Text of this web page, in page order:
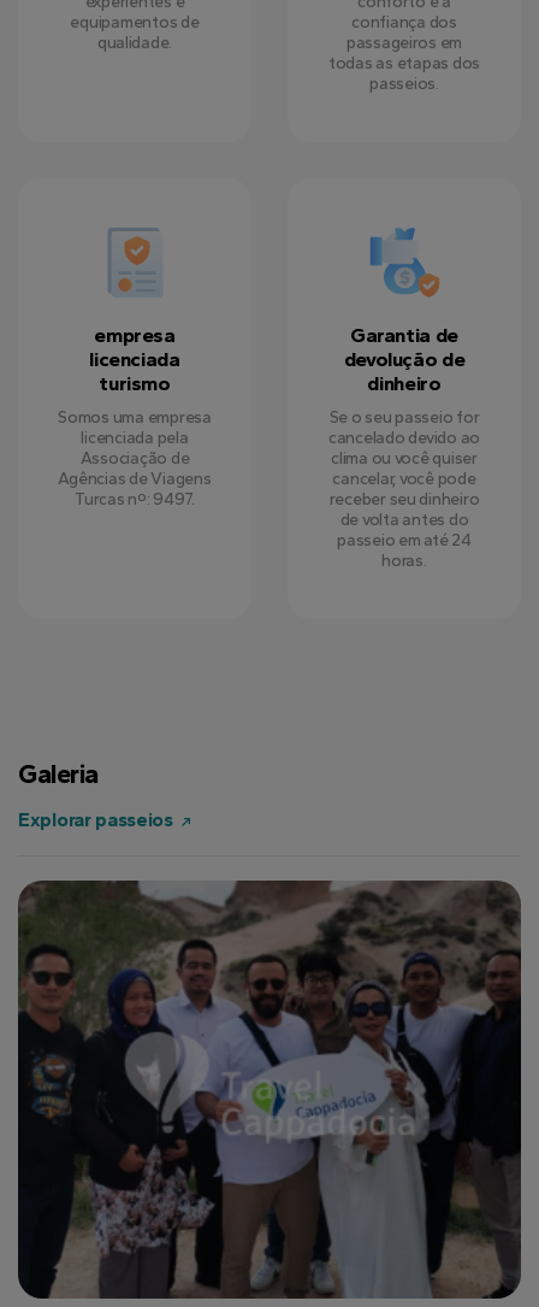
equipamentos de
qualidade.
confiança dos
passageiros em
todas as etapas dos
passeios.
empresa
licenciada
turismo
Somos uma empresa
licenciada pela
Associação de
Agências de Viagens
Turcas nº: 9497.
Garantia de
devolução de
dinheiro
Se o seu passeio for
cancelado devido ao
clima ou você quiser
cancelar, você pode
receber seu dinheiro
de volta antes do
passeio em até 24
horas.
Galeria
Explorar passeios